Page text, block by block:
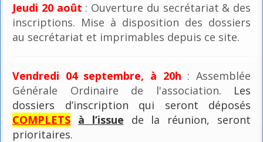
Jeudi 20 août : Ouverture du secrétariat & des
inscriptions. Mise à disposition des dossiers
au secrétariat et imprimables depuis ce site.
Vendredi 04 septembre, à 20h : Assemblée
Générale Ordinaire de l'association. Les
dossiers d’inscription qui seront déposés
COMPLETS à l’issue de la réunion, seront
prioritaires.